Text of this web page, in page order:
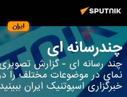
ایران
چندرسانه ای
چند رسانه ای - گزارش تصویری،
نمای در موضوعات مختلف را
خبرگزاری اسپوتنیک ایران ببینید